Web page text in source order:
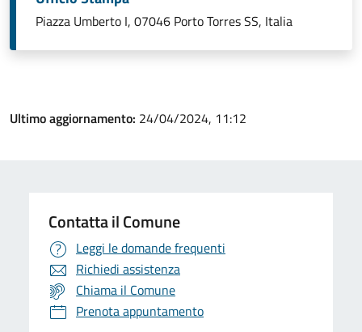
Piazza Umberto I, 07046 Porto Torres SS, Italia
Ultimo aggiornamento: 24/04/2024, 11:12
Contatta il Comune
Leggi le domande frequenti
Richiedi assistenza
Chiama il Comune
Prenota appuntamento